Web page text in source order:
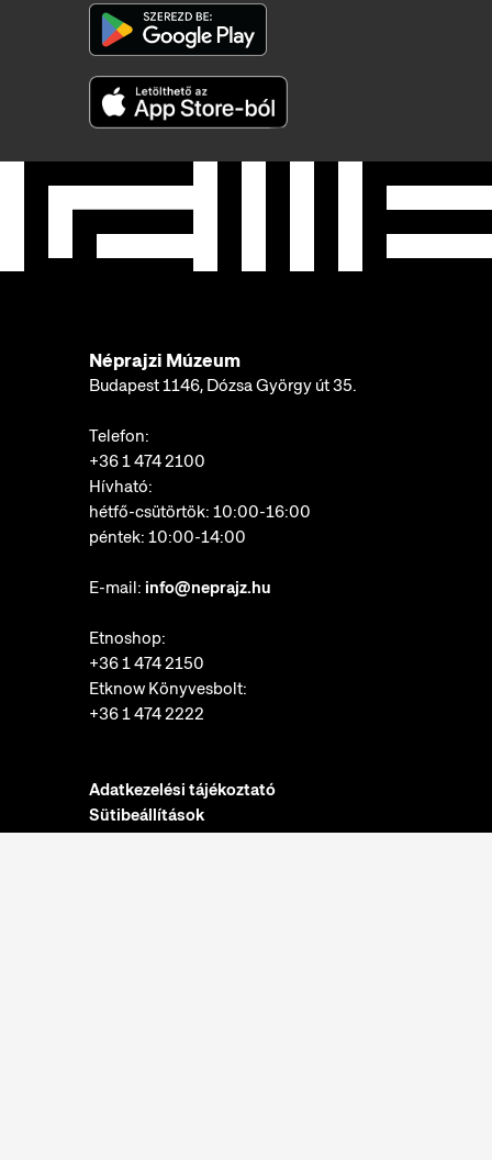
Néprajzi Múzeum
Budapest 1146, Dózsa György út 35.
Telefon:
+36 1 474 2100
Hívható:
hétfő-csütörtök: 10:00-16:00
péntek: 10:00-14:00
E-mail: info@neprajz.hu
Etnoshop:
+36 1 474 2150
Etknow Könyvesbolt:
+36 1 474 2222
Adatkezelési tájékoztató
Sütibeállítások